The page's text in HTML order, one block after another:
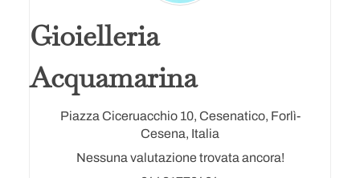
Gioielleria
Acquamarina
Piazza Ciceruacchio 10, Cesenatico, Forlì-
Cesena, Italia
Nessuna valutazione trovata ancora!